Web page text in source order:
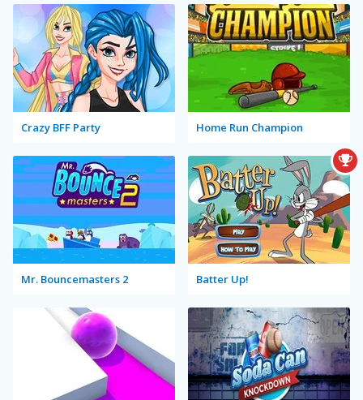
Crazy BFF Party Home Run Champion
Mr. Bouncemasters 2 Batter Up!